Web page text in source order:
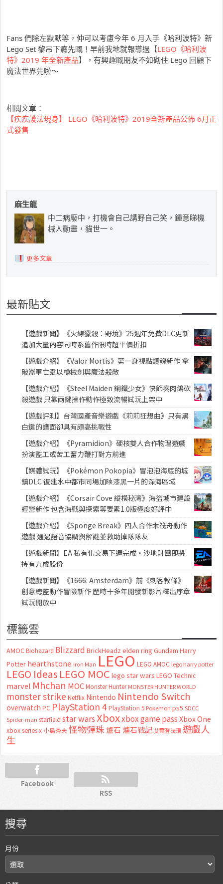
Fans 們除左默默等，仲可以考慮今年 6 月入手《哈利波特》新
Lego Set 黎吊下癮先嘅！早前我地就報導過【LEGO《哈利波
特》2019 年全新產品】，有興趣嘅朋友不如砌住 Lego 回顧下
魔法世界先啦～
相關文章：
【疾疾護法現身】 LEGO《哈利波特》2019全新產品公佈 6月正
式發售
麻生龍
中二病廢中，打機會自己講野自己笑，鍾意睇機
械人動畫，貓世一。
更多文章
最新貼文
【遊戲新聞】《火線獵殺：野境》25週年免費DLC更新
追加大量內容同時系舊作限時超平價折扣
【遊戲介紹】《Valor Mortis》第一身視點類魂新作 拿
破崙軍亡靈以槍械劍與魔法殺敵
【遊戲介紹】《Steel Maiden 鋼鐵少女》快節奏肉鴿砍
殺遊戲 只靠兩鍵操作動作極致流暢試玩上架中
【遊戲評測】台灣國產音樂遊戲《莉莉狂想曲》只有黑
白鍵的譜面卻具有頗高挑戰性
【遊戲介紹】《Pyramidion》硬核雙人合作物理遊戲
扮演監工或苦工奮力鞭打對方前進
【媒體試玩】《Pokémon Pokopia》冒泡泡海底的城
鎮DLC 復建水中都市同場加映漆黑一片的深海區域
【遊戲介紹】《Corsair Cove 縱橫秘灣》海盜城市建設
經營新作 包含海戰與探索等要素1.0版極度好評中
【遊戲介紹】《Sponge Break》四人合作木筏舟動作
遊戲 通過語音協調與解謎並救助掉隊隊友
【遊戲新聞】EA 私有化交易下週完成・沙地財團即將
持有九成股份
【遊戲新聞】《1666: Amsterdam》前《刺客教條》
創意總監動作冒險新作 歷時十多年開發新影片釋出序章
試玩開放中
標籤雲
AMOC Biohazard Blizzard BrickHeadz elden ring Gundam Harry
Potter hearthstone Iron Man LEGO LEGO AMOC lego harry potter
LEGO Ideas LEGO MOC lego star wars LEGO Technic
marvel Mhchan MOC Monster Hunter MONSTER HUNTER WORLD
monster strike Netflix Nintendo Nintendo Switch
overwatch PC PlayStation 4 PlayStation 5 Pokemon ps5 SDCC
Spider-man starfield star warsXboxxbox game passXbox One
xbox series x 小島秀夫怪物彈珠 爐石 爐石戰記艾爾登法環 遊戲人
生
Facebook
RSS
搜尋
月份